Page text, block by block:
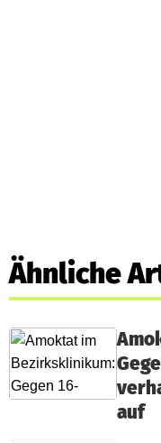
Ähnliche
auf